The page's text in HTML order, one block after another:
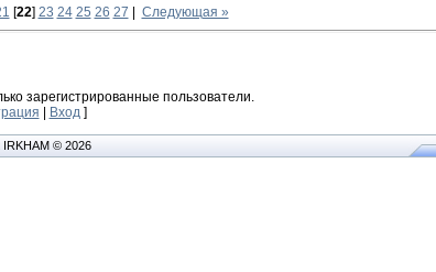
[22] 23 24 25 26 27 Следующая »
зарегистрированные пользователи.
Вход]
IRKHAM © 2026